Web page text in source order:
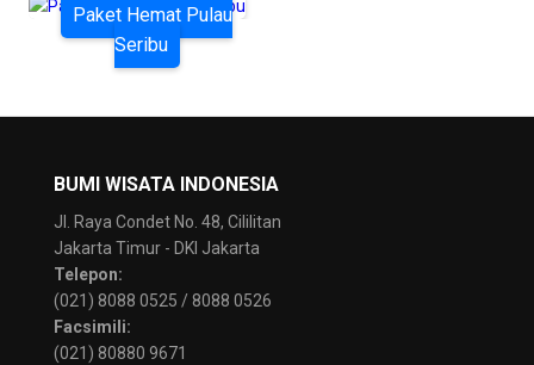
Paket Hemat Pulau
Seribu
BUMI WISATA INDONESIA
Jl. Raya Condet No. 48, Cililitan
Jakarta Timur - DKI Jakarta
Telepon:
(021) 8088 0525 / 8088 0526
Facsimili:
(021) 80880 9671